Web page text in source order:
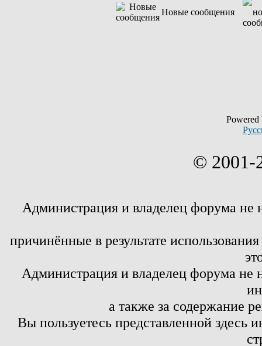
Новые сообщения
© 2001-
Администрация и владелец форума не
причинённые в результате
Администрация и владелец форума не
а также за содержание
Вы пользуетесь представленной здесь